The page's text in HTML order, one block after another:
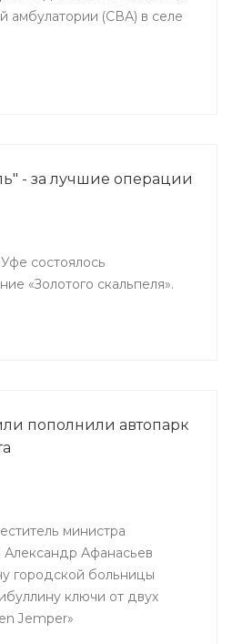
амбулатории (СВА) в селе
- за лучшие операции
состоялось
«Золотого скальпеля».
пополнили автопарк
министра
Афанасьев
городской больницы
ключи от двух
Jemper»